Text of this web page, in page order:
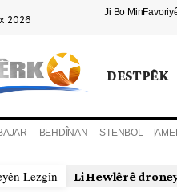
2026
Ji Bo Min
DESTPÊK
BEHDÎNAN STENBOL
Lezgîn Li Hewlêrê